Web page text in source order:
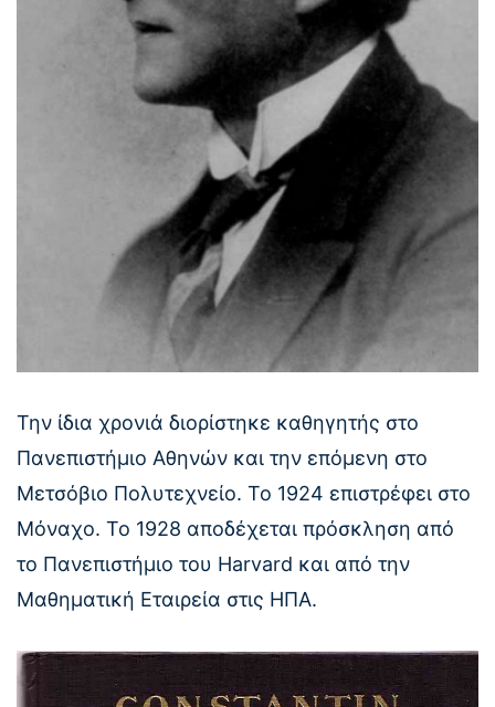
Την ίδια χρονιά διορίστηκε καθηγητής στο
Πανεπιστήμιο Αθηνών και την επόμενη στο
Μετσόβιο Πολυτεχνείο. Το 1924 επιστρέφει στο
Μόναχο. Το 1928 αποδέχεται πρόσκληση από
το Πανεπιστήμιο του Harvard και από την
Μαθηματική Εταιρεία στις ΗΠΑ.